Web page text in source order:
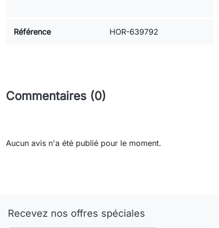
Référence HOR-639792
Commentaires (0)
Aucun avis n'a été publié pour le moment.
Recevez nos offres spéciales